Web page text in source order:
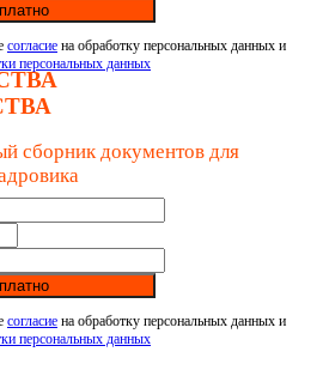
согласие на обработку персональных данных и
персональных данных
сборник документов для
согласие на обработку персональных данных и
персональных данных